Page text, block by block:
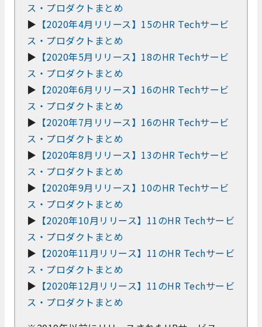
ス・プロダクトまとめ
▶ 【2020年4月リリース】15のHR Techサービ
ス・プロダクトまとめ
▶ 【2020年5月リリース】18のHR Techサービ
ス・プロダクトまとめ
▶ 【2020年6月リリース】16のHR Techサービ
ス・プロダクトまとめ
▶ 【2020年7月リリース】16のHR Techサービ
ス・プロダクトまとめ
▶ 【2020年8月リリース】13のHR Techサービ
ス・プロダクトまとめ
▶ 【2020年9月リリース】10のHR Techサービ
ス・プロダクトまとめ
▶ 【2020年10月リリース】11のHR Techサービ
ス・プロダクトまとめ
▶ 【2020年11月リリース】11のHR Techサービ
ス・プロダクトまとめ
▶ 【2020年12月リリース】11のHR Techサービ
ス・プロダクトまとめ